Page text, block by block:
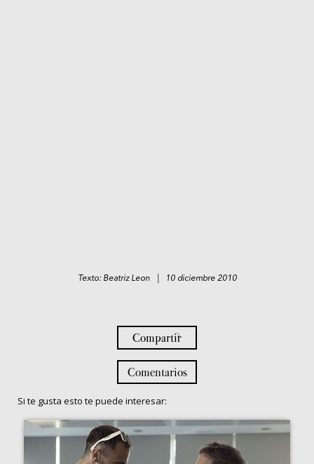
Texto: Beatriz Leon | 10 diciembre 2010
Compartir
Comentarios
Si te gusta esto te puede interesar: